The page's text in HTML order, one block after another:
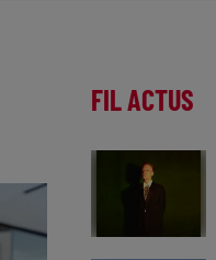
FIL ACTUS